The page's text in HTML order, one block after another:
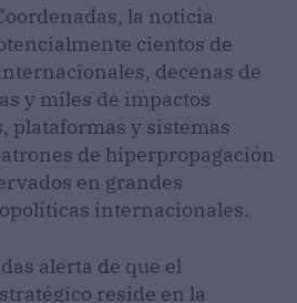
la noticia
cientos de
decenas de
y miles de impactos
plataformas y sistemas
de hiperpropagación
en grandes
internacionales.
alerta de que el
reside en la